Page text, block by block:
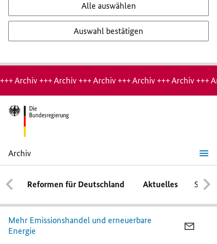
Alle auswählen
Auswahl bestätigen
Hinweis:
Archiv-
Seite
+++ Archiv +++ Archiv +++ Archiv +++ Archiv +++ Archiv +++
Archiv
EU-
Klimaschutzpaket:
Fit
For
55
Reformen für Deutschland Aktuelles
Mehr Emissionshandel und erneuerbare
Energie